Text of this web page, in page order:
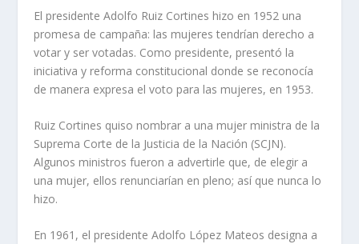
El presidente Adolfo Ruiz Cortines hizo en 1952 una
promesa de campaña: las mujeres tendrían derecho a
votar y ser votadas. Como presidente, presentó la
iniciativa y reforma constitucional donde se reconocía
de manera expresa el voto para las mujeres, en 1953.
Ruiz Cortines quiso nombrar a una mujer ministra de la
Suprema Corte de la Justicia de la Nación (SCJN).
Algunos ministros fueron a advertirle que, de elegir a
una mujer, ellos renunciarían en pleno; así que nunca lo
hizo.
En 1961, el presidente Adolfo López Mateos designa a